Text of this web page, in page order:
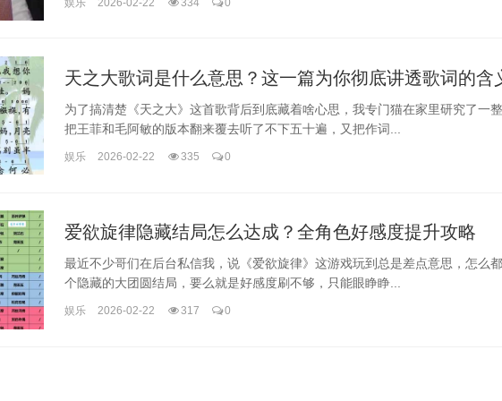
天之大歌词是什么意思？这一篇为你彻底讲透歌词的含
为了搞清楚《天之大》这首歌背后到底藏着啥心思，我专门猫在家里研究了一
把王菲和毛阿敏的版本翻来覆去听了不下五十遍，又把作词...
娱乐 2026-02-22 335 0
爱欲旋律隐藏结局怎么达成？全角色好感度提升攻略
最近不少哥们在后台私信我，说《爱欲旋律》这游戏玩到总是差点意思，怎么
个隐藏的大团圆结局，要么就是好感度刷不够，只能眼睁睁...
娱乐 2026-02-22 317 0